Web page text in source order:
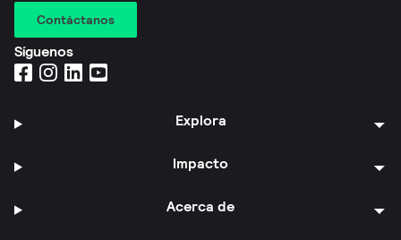
Contáctanos
Síguenos
Explora
Impacto
Acerca de